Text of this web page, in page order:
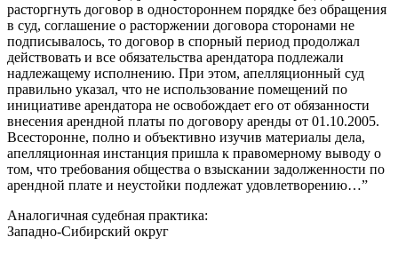
расторгнуть договор в одностороннем порядке без обращения
в суд, соглашение о расторжении договора сторонами не
подписывалось, то договор в спорный период продолжал
действовать и все обязательства арендатора подлежали
надлежащему исполнению. При этом, апелляционный суд
правильно указал, что не использование помещений по
инициативе арендатора не освобождает его от обязанности
внесения арендной платы по договору аренды от 01.10.2005.
Всесторонне, полно и объективно изучив материалы дела,
апелляционная инстанция пришла к правомерному выводу о
том, что требования общества о взыскании задолженности по
арендной плате и неустойки подлежат удовлетворению…”
Аналогичная судебная практика:
Западно-Сибирский округ